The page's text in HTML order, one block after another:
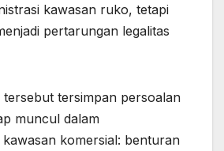
kawasan ruko, tetapi
pertarungan legalitas
tersebut tersimpan persoalan
muncul dalam
komersial: benturan